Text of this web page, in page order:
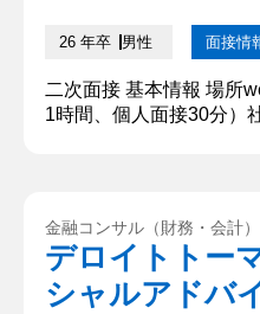
26 年卒 男性 面接情
二次面接 基本情報 場所
1時間、個人面接30分）
大変でしたか？ 3．それ
【深堀質問回答】 1．新
て、自...
金融コンサル（財務・会計）
デロイトトー
シャルアドバ